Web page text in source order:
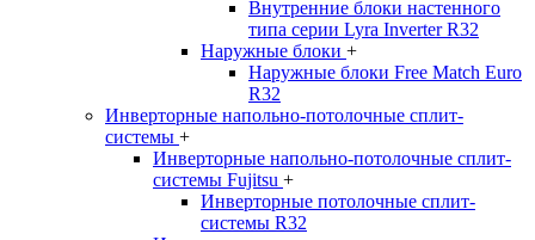
Внутренние блоки настенного
типа серии Lyra Inverter R32
Наружные блоки +
Наружные блоки Free Match Euro
R32
Инверторные напольно-потолочные сплит-
системы +
Инверторные напольно-потолочные сплит-
системы Fujitsu +
Инверторные потолочные сплит-
системы R32